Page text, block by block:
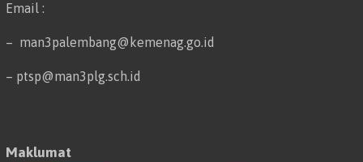
Email :
– man3palembang@kemenag.go.id
– ptsp@man3plg.sch.id
Maklumat